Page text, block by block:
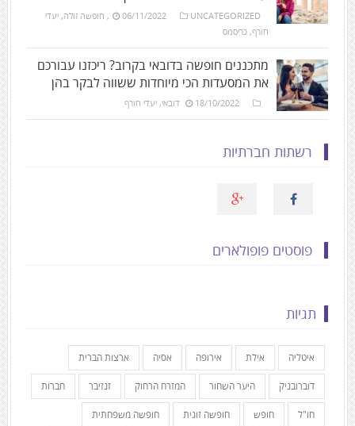
06/11/2022 UNCATEGORIZED
, חופשה זולה, יעדי
חורף, כריסמס
מתכננים חופשה בדובאי בקרוב? ריכזנו עבורכם
את המסעדות הכי מיוחדות ששווה לבקר בהן
18/10/2022 דובאי, יעדי חורף
רשתות חברתיות
פוסטים פופולארים
תגיות
איטליה אילת אירופה אסיה ארצות הברית
דוברובניק היער השחור המזרח הרחוק זנזיבר חברות
חו"ל חופש חופשה זוגית חופשה משפחתית